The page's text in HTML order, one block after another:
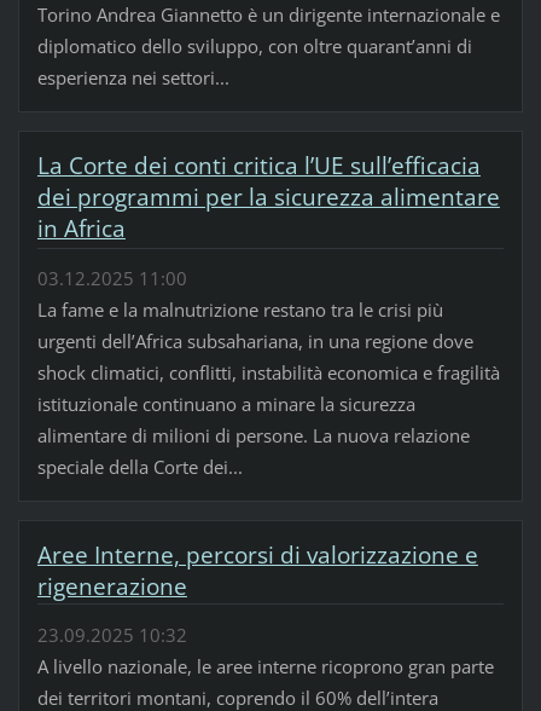
Torino Andrea Giannetto è un dirigente internazionale e
diplomatico dello sviluppo, con oltre quarant’anni di
esperienza nei settori...
La Corte dei conti critica l’UE sull’efficacia
dei programmi per la sicurezza alimentare
in Africa
03.12.2025 11:00
La fame e la malnutrizione restano tra le crisi più
urgenti dell’Africa subsahariana, in una regione dove
shock climatici, conflitti, instabilità economica e fragilità
istituzionale continuano a minare la sicurezza
alimentare di milioni di persone. La nuova relazione
speciale della Corte dei...
Aree Interne, percorsi di valorizzazione e
rigenerazione
23.09.2025 10:32
A livello nazionale, le aree interne ricoprono gran parte
dei territori montani, coprendo il 60% dell’intera